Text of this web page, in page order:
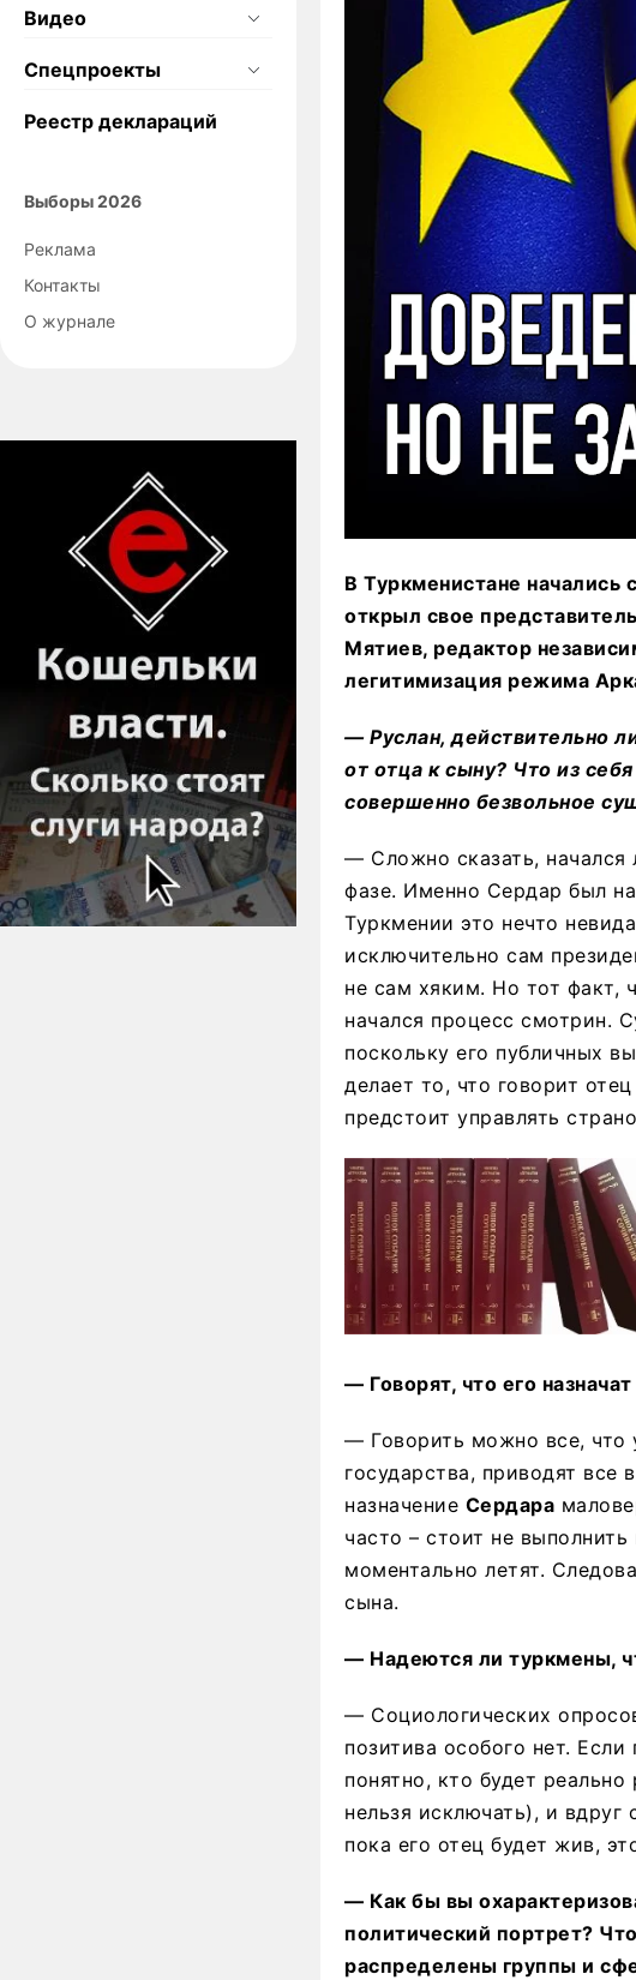
Видео
Спецпроекты
Реестр деклараций
Выборы 2026
Реклама
Контакты
О журнале
В Туркменистане
открыл свое
Мятиев, редактор
легитимизация режима
— Руслан, действительно
от отца к сыну? Что из
совершенно безвольное
— Сложно сказать, начался
фазе. Именно Сердар был
Туркмении это нечто
исключительно сам
не сам хяким. Но тот факт,
начался процесс смотрин.
поскольку его публичных
делает то, что говорит
предстоит управлять
— Говорят, что его
— Говорить можно все, что
государства, приводят все
назначение Сердара
часто – стоит не
моментально летят.
сына.
— Надеются ли туркмены,
— Социологических
позитива особого нет.
понятно, кто будет
нельзя исключать), и
пока его отец будет жив,
— Как бы вы
политический портрет?
распределены группы и